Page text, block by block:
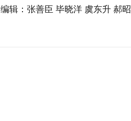
编辑：张善臣 毕晓洋 虞东升 郝昭